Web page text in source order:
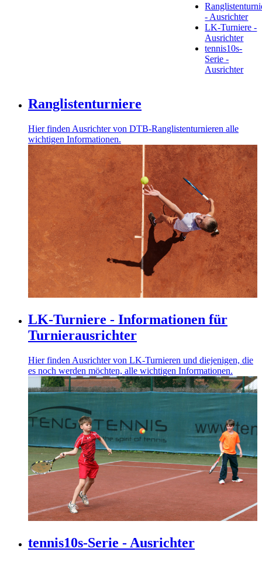
- Ausrichter
LK-Turniere -
Ausrichter
tennis10s-
Serie -
Ausrichter
Ranglistenturniere
Hier finden Ausrichter von DTB-Ranglistenturnieren alle
wichtigen Informationen.
LK-Turniere - Informationen für
Turnierausrichter
Hier finden Ausrichter von LK-Turnieren und diejenigen, die
es noch werden möchten, alle wichtigen Informationen.
tennis10s-Serie - Ausrichter